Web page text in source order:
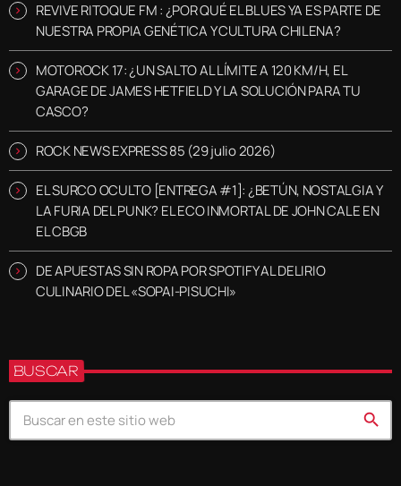
REVIVE RITOQUE FM : ¿POR QUÉ EL BLUES YA ES PARTE DE
NUESTRA PROPIA GENÉTICA Y CULTURA CHILENA?
MOTOROCK 17: ¿UN SALTO AL LÍMITE A 120 KM/H, EL
GARAGE DE JAMES HETFIELD Y LA SOLUCIÓN PARA TU
CASCO?
ROCK NEWS EXPRESS 85 (29 julio 2026)
EL SURCO OCULTO [ENTREGA #1]: ¿BETÚN, NOSTALGIA Y
LA FURIA DEL PUNK? EL ECO INMORTAL DE JOHN CALE EN
EL CBGB
DE APUESTAS SIN ROPA POR SPOTIFY AL DELIRIO
CULINARIO DEL «SOPAI-PISUCHI»
BUSCAR
search